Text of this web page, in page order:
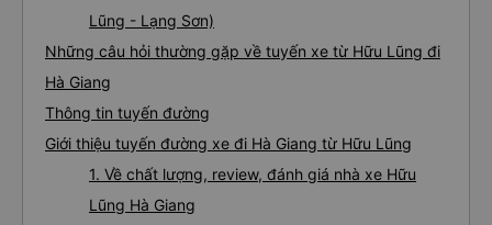
Lũng - Lạng Sơn)
Những câu hỏi thường gặp về tuyến xe từ Hữu Lũng đi
Hà Giang
Thông tin tuyến đường
Giới thiệu tuyến đường xe đi Hà Giang từ Hữu Lũng
1. Về chất lượng, review, đánh giá nhà xe Hữu
Lũng Hà Giang